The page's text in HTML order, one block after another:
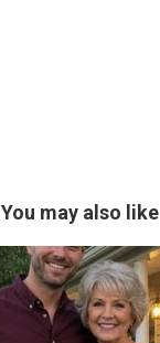
You may also like